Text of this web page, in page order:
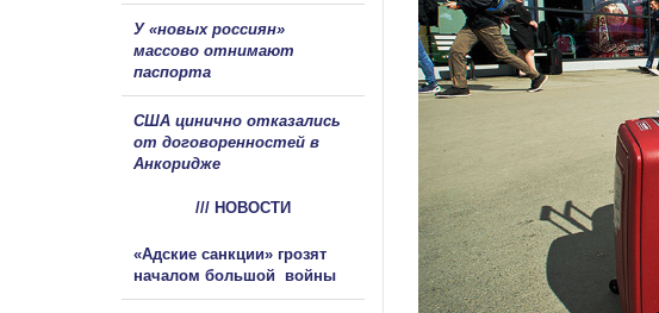
У «новых россиян»
массово отнимают
паспорта
США цинично отказались
от договоренностей в
Анкоридже
/// НОВОСТИ
«Адские санкции» грозят
началом большой войны